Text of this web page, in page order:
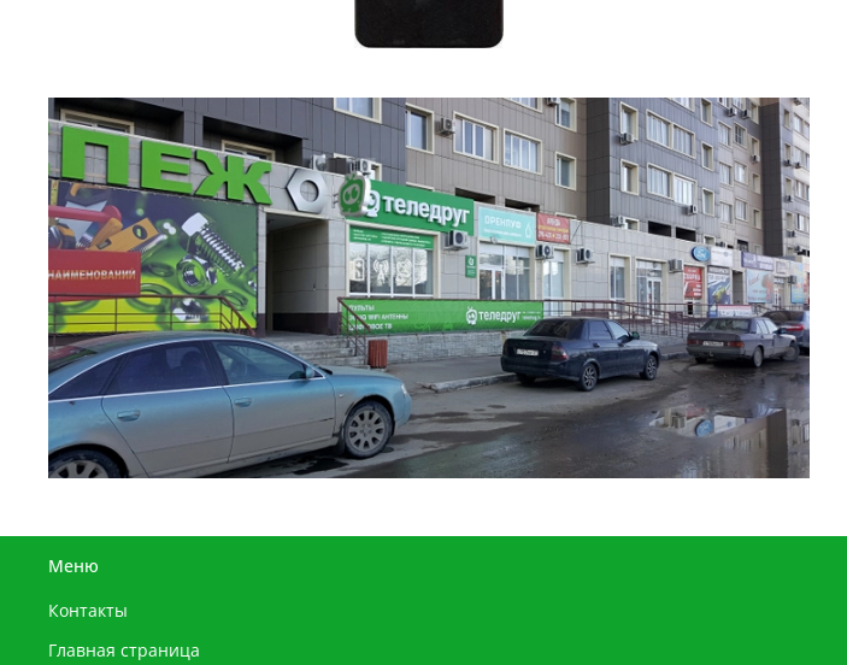
Меню
Контакты
Главная страница